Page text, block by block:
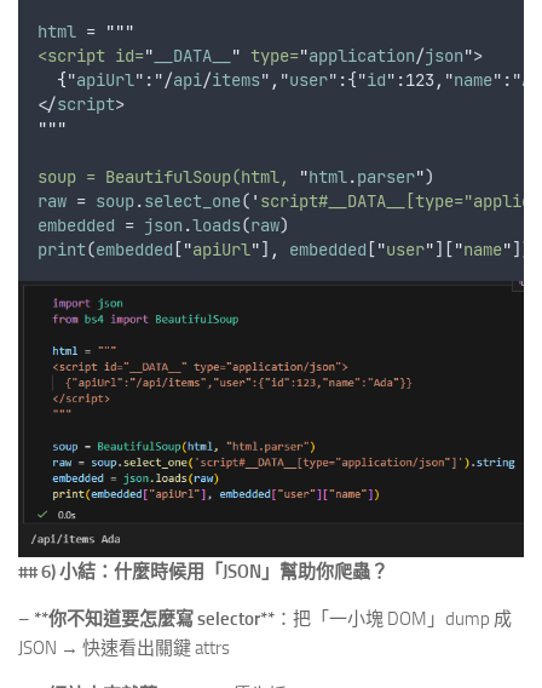
html = """
<script id=" __DATA__ " type="application/json">
{"apiUrl":"/api/items" , "user":{"id":123 , "name":"
</script>
"""
soup = BeautifulSoup(html, "html.parser")
raw = soup.select_one( '
embedded = json .loads(raw)
print(embedded ["apiUrl"] , embedded ["user"]["name"])
## 6) 小結：什麼時候用「JSON」幫助你爬蟲？
– **你不知道要怎麼寫 selector** ：把「一小塊 DOM」dump 成
JSON → 快速看出關鍵 attrs